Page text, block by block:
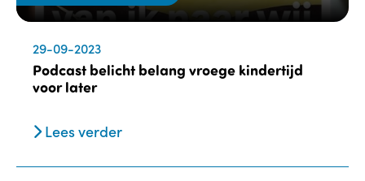
29-09-2023
Podcast belicht belang vroege kindertijd
voor later
Lees verder